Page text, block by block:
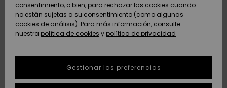
Novedades
Destacados
Novedades
Destacados
Comunidad
AYUDA &
CONTACTO
Protección de
datos
personales
SOSTENIBILIDAD
consentimiento, o bien, para rechazar las cookies cuando
no están sujetas a su consentimiento (como algunas
cookies de análisis). Para más información, consulte
nuestra política de cookies y política de privacidad
Gestionar las preferencias